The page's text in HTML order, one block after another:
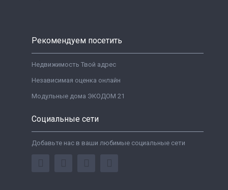
Рекомендуем посетить
Недвижимость Твой адрес
Независимая оценка онлайн
Модульные дома ЭКОДОМ 21
Социальные сети
Добавьте нас в ваши любимые социальные сети